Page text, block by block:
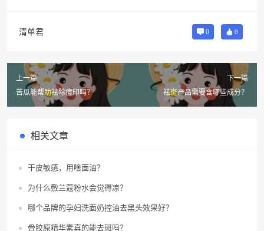
清单君 0 0
上一篇
苦瓜能帮助祛除痘印吗？
下一篇
祛斑产品需要含哪些成分？
相关文章
干皮敏感，用啥面油？
为什么敷兰蔻粉水会觉得凉？
哪个品牌的孕妇洗面奶控油去黑头效果好？
骨胶原精华素真的能去斑吗？